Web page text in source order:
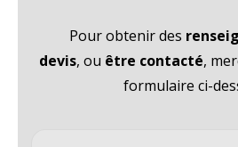
Pour obtenir des
devis, ou être contacté,
formulaire ci-